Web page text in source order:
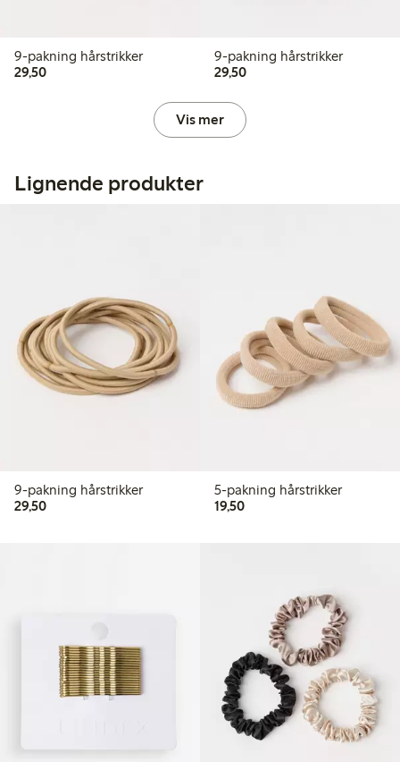
9-pakning hårstrikker
29,5029,50 kr
9-pakning hårstrikker
29,5029,50 kr
Vis mer
Lignende produkter
9-pakning hårstrikker
29,5029,50 kr
5-pakning hårstrikker
19,5019,50 kr